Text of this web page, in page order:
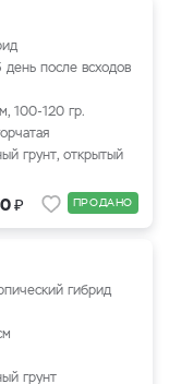
после всходов
100-120 гр.
грунт, открытый
₽ ПРОДАНО
гибрид
грунт